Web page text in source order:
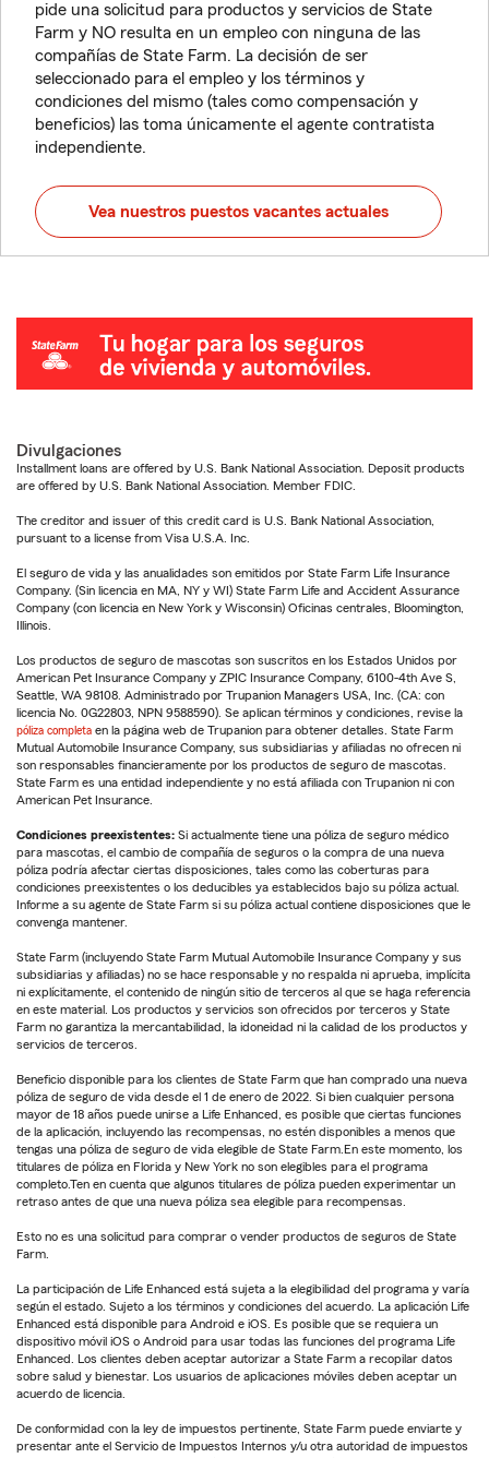
pide una solicitud para productos y servicios de State
Farm y NO resulta en un empleo con ninguna de las
compañías de State Farm. La decisión de ser
seleccionado para el empleo y los términos y
condiciones del mismo (tales como compensación y
beneficios) las toma únicamente el agente contratista
independiente.
Vea nuestros puestos vacantes actuales
Divulgaciones
Installment loans are offered by U.S. Bank National Association. Deposit products
are offered by U.S. Bank National Association. Member FDIC.
The creditor and issuer of this credit card is U.S. Bank National Association,
pursuant to a license from Visa U.S.A. Inc.
El seguro de vida y las anualidades son emitidos por State Farm Life Insurance
Company. (Sin licencia en MA, NY y WI) State Farm Life and Accident Assurance
Company (con licencia en New York y Wisconsin) Oficinas centrales, Bloomington,
Illinois.
Los productos de seguro de mascotas son suscritos en los Estados Unidos por
American Pet Insurance Company y ZPIC Insurance Company, 6100-4th Ave S,
Seattle, WA 98108. Administrado por Trupanion Managers USA, Inc. (CA: con
licencia No. 0G22803, NPN 9588590). Se aplican términos y condiciones, revise la
póliza completa en la página web de Trupanion para obtener detalles. State Farm
Mutual Automobile Insurance Company, sus subsidiarias y afiliadas no ofrecen ni
son responsables financieramente por los productos de seguro de mascotas.
State Farm es una entidad independiente y no está afiliada con Trupanion ni con
American Pet Insurance.
Condiciones preexistentes: Si actualmente tiene una póliza de seguro médico
para mascotas, el cambio de compañía de seguros o la compra de una nueva
póliza podría afectar ciertas disposiciones, tales como las coberturas para
condiciones preexistentes o los deducibles ya establecidos bajo su póliza actual.
Informe a su agente de State Farm si su póliza actual contiene disposiciones que le
convenga mantener.
State Farm (incluyendo State Farm Mutual Automobile Insurance Company y sus
subsidiarias y afiliadas) no se hace responsable y no respalda ni aprueba, implícita
ni explícitamente, el contenido de ningún sitio de terceros al que se haga referencia
en este material. Los productos y servicios son ofrecidos por terceros y State
Farm no garantiza la mercantabilidad, la idoneidad ni la calidad de los productos y
servicios de terceros.
Beneficio disponible para los clientes de State Farm que han comprado una nueva
póliza de seguro de vida desde el 1 de enero de 2022. Si bien cualquier persona
mayor de 18 años puede unirse a Life Enhanced, es posible que ciertas funciones
de la aplicación, incluyendo las recompensas, no estén disponibles a menos que
tengas una póliza de seguro de vida elegible de State Farm.En este momento, los
titulares de póliza en Florida y New York no son elegibles para el programa
completo.Ten en cuenta que algunos titulares de póliza pueden experimentar un
retraso antes de que una nueva póliza sea elegible para recompensas.
Esto no es una solicitud para comprar o vender productos de seguros de State
Farm.
La participación de Life Enhanced está sujeta a la elegibilidad del programa y varía
según el estado. Sujeto a los términos y condiciones del acuerdo. La aplicación Life
Enhanced está disponible para Android e iOS. Es posible que se requiera un
dispositivo móvil iOS o Android para usar todas las funciones del programa Life
Enhanced. Los clientes deben aceptar autorizar a State Farm a recopilar datos
sobre salud y bienestar. Los usuarios de aplicaciones móviles deben aceptar un
acuerdo de licencia.
De conformidad con la ley de impuestos pertinente, State Farm puede enviarte y
presentar ante el Servicio de Impuestos Internos y/u otra autoridad de impuestos